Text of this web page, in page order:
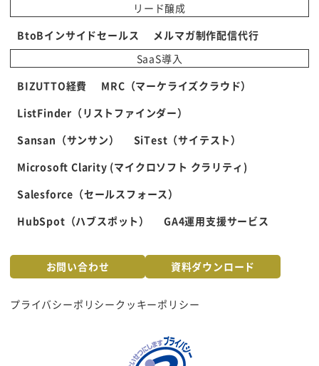
お問い合わせ 資料ダウンロード
プライバシーポリシークッキーポリシー
リード醸成
BtoBインサイドセールス
メルマガ制作配信代行
SaaS導入
BIZUTTO経費
MRC（マーケライズクラウド）
ListFinder（リストファインダー）
Sansan（サンサン）
SiTest（サイテスト）
Microsoft Clarity (マイクロソフト クラリティ)
Salesforce（セールスフォース）
HubSpot（ハブスポット）
GA4運用支援サービス